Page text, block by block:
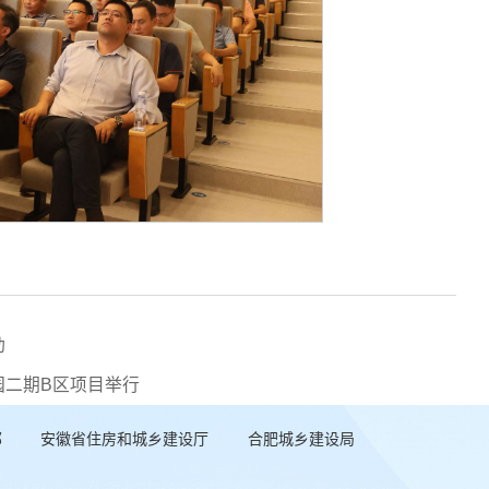
二期B区项目举行
安徽省住房和城乡建设厅 合肥城乡建设局